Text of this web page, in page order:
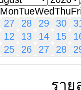
MonTueWedThu
27 28 29 30
12 13 14 15
25 26 27 28
ราย